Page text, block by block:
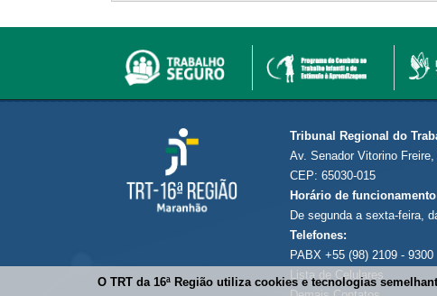
O TRT da 16ª Região utiliza cookies e tecnologias
Tribunal Regional do
Av. Senador Vitorino Freire,
CEP: 65030-015
Horário de
De segunda a sexta-feira,
Telefones:
PABX +55 (98) 2109 - 9300
Lista de Celulares